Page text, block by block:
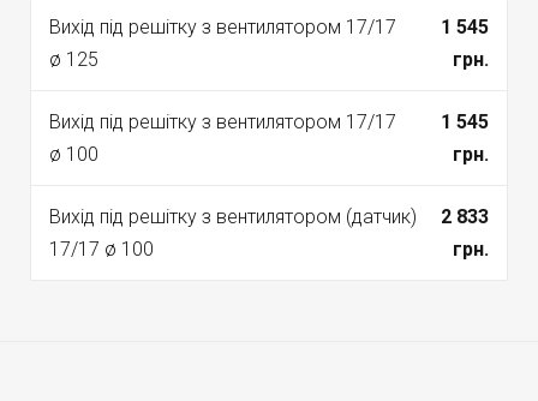
Вихід під решітку з вентилятором 17/17
ø 125
1 545
грн.
Вихід під решітку з вентилятором 17/17
ø 100
1 545
грн.
Вихід під решітку з вентилятором (датчик)
17/17 ø 100
2 833
грн.